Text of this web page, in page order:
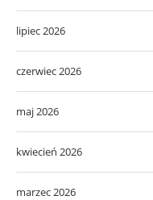
lipiec 2026
czerwiec 2026
maj 2026
kwiecień 2026
marzec 2026